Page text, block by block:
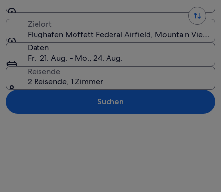
Zielort
Flughafen Moffett Federal Airfield, Mountain View,
Daten
Fr., 21. Aug. - Mo., 24. Aug.
Reisende
2 Reisende, 1 Zimmer
Suchen